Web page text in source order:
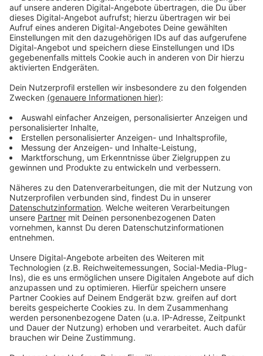
Seit ihrem Debut, hat sich viel verändert für Ellie. Sie
hatte mehr als eine Beziehung in der Zeit, unter
anderem mit ein paar berühmten Kollegen. Daraus hat
sie gelernt: "Wir alle tendieren von Natur aus dazu, sich
von unserem Partner beschützen zu lassen. Ich habe
mittlerweile gelernt, diese unglaubliche Stärke in uns
selbst zu finden. Wir können an so vielen Stellen an uns
selbst arbeiten, ohne einen Einfluss von außen."
Anzeige
Anzeige
Männer sind weiter die, die in der Musikindustrie das
sagen haben, so Ellie. "Es gibt noch viele Dinge, die von
Männern dominiert werden. Ich würde gern wissen, wie
es für mich wäre, wenn der Chef meiner Plattenfirma
eine Frau wäre. Es wäre toll, ein Festival oder eine
Plattenfirma zu sehen, in denen nur Frauen auftreten
und arbeiten. Ich glaube das würde einiges ändern. Ich
schreibe meine Songs aus der Sicht einer Frau und